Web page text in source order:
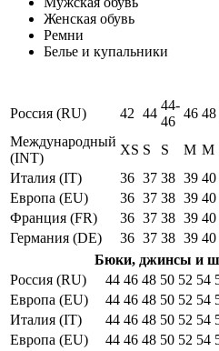
Женская обувь
Ремни
Белье и купальники
Россия (RU)
42 44
44-
46
46 48
Международный
(INT)
XS S S M M
Италия (IT)
36 37 38 39 40
Европа (EU)
36 37 38 39 40
Франция (FR)
36 37 38 39 40
Германия (DE)
36 37 38 39 40
Бюки, джинсы и
Россия (RU)
44 46 48 50 52 54
Европа (EU)
44 46 48 50 52 54
Италия (IT)
44 46 48 50 52 54
Европа (EU)
44 46 48 50 52 54